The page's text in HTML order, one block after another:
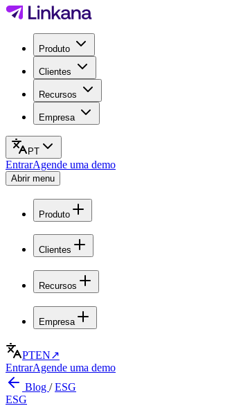
Produto
Clientes
Recursos
Empresa
PT
EntrarAgende uma demo
Abrir menu
Produto
Clientes
Recursos
Empresa
PTEN↗
EntrarAgende uma demo
Blog /ESG
ESG